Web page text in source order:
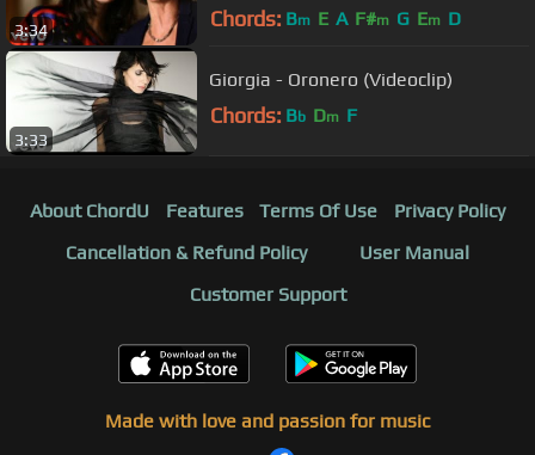
3:34 Chords: Bm E A F#m G Em D
3:33
Giorgia - Oronero (Videoclip)
Chords: Bb Dm F
About ChordU Features Terms Of Use
Privacy Policy
Cancellation & Refund Policy
User Manual
Customer Support
Made with love and passion for music